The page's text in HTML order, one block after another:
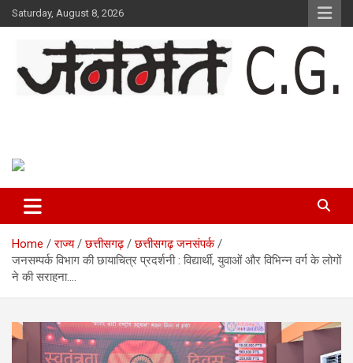
Skip
to
Saturday, August 8, 2026
Home राज्य छत्तीसगढ़
छत्तीसगढ़ जनसंपर्क
जनसम्पर्क विभाग की छायाचित्र प्रदर्शनी : विद्यार्थी, युवाओं और विभिन्न वर्ग के लोगों
ने की सराहना….